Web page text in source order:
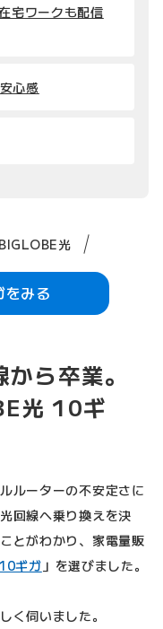
宅ワークも配信
心感
光
みる
ら卒業。
光 10ギ
ルーターの不安定さに
回線へ乗り換えを決
とがわかり、家電量販
ギガ 」を選びました。
く伺いました。